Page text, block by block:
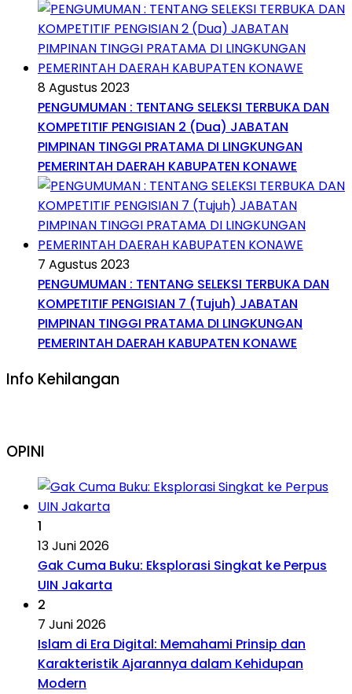
8 Agustus 2023
PENGUMUMAN : TENTANG SELEKSI TERBUKA DAN
KOMPETITIF PENGISIAN 2 (Dua) JABATAN
PIMPINAN TINGGI PRATAMA DI LINGKUNGAN
PEMERINTAH DAERAH KABUPATEN KONAWE
7 Agustus 2023
PENGUMUMAN : TENTANG SELEKSI TERBUKA DAN
KOMPETITIF PENGISIAN 7 (Tujuh) JABATAN
PIMPINAN TINGGI PRATAMA DI LINGKUNGAN
PEMERINTAH DAERAH KABUPATEN KONAWE
Info Kehilangan
OPINI
1
13 Juni 2026
Gak Cuma Buku: Eksplorasi Singkat ke Perpus
UIN Jakarta
2
7 Juni 2026
Islam di Era Digital: Memahami Prinsip dan
Karakteristik Ajarannya dalam Kehidupan
Modern